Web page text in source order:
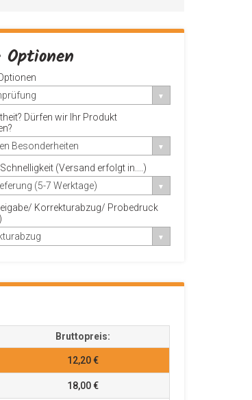
Dürfen wir Ihr Produkt
Besonderheiten
(Versand erfolgt in....)
(5-7 Werktage)
Korrekturabzug/ Probedruck
Bruttopreis:
12,20 €
18,00 €